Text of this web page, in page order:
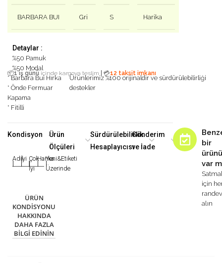
BARBARA BUI Gri S Harika
Detaylar :
%50 Pamuk
%50 Modal
📦1 iş günü içinde kargoya teslim 💳12 taksit imkanı
* Barbara Bui Hırka
* Önde Fermuar
Kapama
* Fitilli
Ürünlerimiz %100 orijinaldir ve sürdürülebilirliği
destekler
Kondisyon
Adilİyi
|
Çok
İyi
Harika
|
Yeni&Etiketi
Üzerinde
ÜRÜN
KONDISYONU
HAKKINDA
DAHA FAZLA
BILGI EDININ
Ürün
Ölçüleri
Sürdürülebilirlik
Hesaplayıcısı
Gönderim
ve İade
bir
var
için
alın